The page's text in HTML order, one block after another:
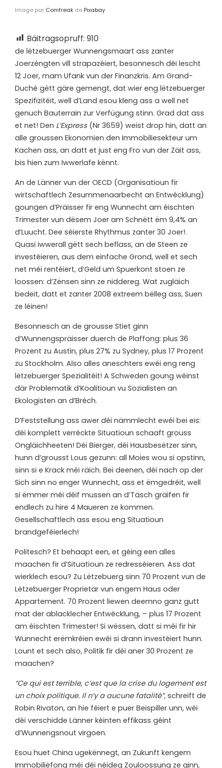
Image par Comfreak de Pixabay
Bäitragsopruff: 910
de lëtzebuerger Wunnengsmaart ass zanter
Joerzéngten vill strapazéiert, besonnesch déi lescht
12 Joer, mam Ufank vun der Finanzkris. Am Grand-
Duché gëtt gäre gemengt, dat wier eng lëtzebuerger
Spezifizitéit, well d’Land esou kleng ass a well net
genuch Bauterrain zur Verfügung stinn. Grad dat ass
et net! Den L’Express (Nr 3659) weist drop hin, datt an
alle groussen Ekonomien den Immobiliesekteur um
Kachen ass, an datt et just eng Fro vun der Zäit ass,
bis hien zum Iwwerlafe kënnt.
An de Länner vun der OECD (Organisatioun fir
wirtschaftlech Zesummenaarbecht an Entwécklung)
goungen d’Präisser fir eng Wunnecht am éischten
Trimester vun dësem Joer am Schnëtt ëm 9,4% an
d’Luucht. Dee séierste Rhythmus zanter 30 Joer!.
Quasi iwwerall gëtt sech beflass, an de Steen ze
investéieren, aus dem einfache Grond, well et sech
net méi rentéiert, d’Geld um Spuerkont stoen ze
loossen: d’Zënsen sinn ze niddereg. Wat zugläich
bedeit, datt et zanter 2008 extreem bëlleg ass, Suen
ze léinen!
Besonnesch an de grousse Stiet ginn
d’Wunnengspräisser duerch de Plaffong: plus 36
Prozent zu Austin, plus 27% zu Sydney, plus 17 Prozent
zu Stockholm. Also alles aneschters ewéi eng reng
lëtzebuerger Spezialitéit! A Schweden goung wéinst
där Problematik d’Koalitioun vu Sozialisten an
Ekologisten an d’Bréch.
D’Feststellung ass awer déi nämmlecht ewéi bei eis:
déi komplett verréckte Situatioun schaaft grouss
Ongläichheeten! Déi Bierger, déi Hausbesëtzer sinn,
hunn d’grousst Lous gezunn: all Moies wou si opstinn,
sinn si e Krack méi räich. Bei deenen, déi nach op der
Sich sinn no enger Wunnecht, ass et ëmgedréit, well
si ëmmer méi déif mussen an d’Täsch gräifen fir
endlech zu hire 4 Maueren ze kommen.
Gesellschaftlech ass esou eng Situatioun
brandgeféierlech!
Politesch? Et behaapt een, et géing een alles
maachen fir d’Situatioun ze redresséieren. Ass dat
wierklech esou? Zu Lëtzebuerg sinn 70 Prozent vun de
Lëtzebuerger Proprietär vun engem Haus oder
Appartement. 70 Prozent liewen deemno ganz gutt
mat der ablacklecher Entwécklung, – plus 17 Prozent
am éischten Trimester! Si wëssen, datt si méi fir hir
Wunnecht erëmkréien ewéi si drann investéiert hunn.
Lount et sech also, Politik fir déi aner 30 Prozent ze
maachen?
“Ce qui est terrible, c’est que la crise du logement est
un choix politique. Il n’y a aucune fatalité”, schreift de
Robin Rivaton, an hie féiert e puer Beispiller unn, wéi
déi verschidde Länner kéinten effikass géint
d’Wunnengsnout virgoen.
Esou huet China ugekënnegt, an Zukunft kengem
Immobiliëfong méi déi néideg Zouloossung ze ginn,